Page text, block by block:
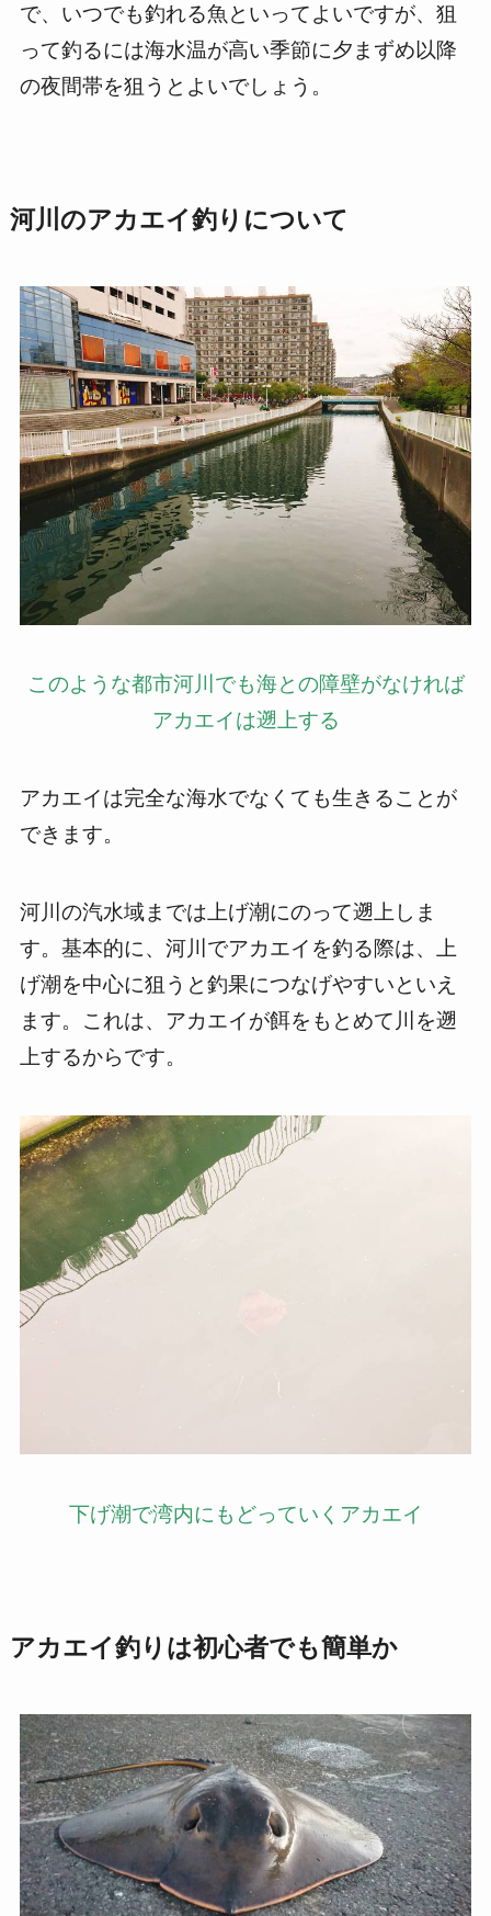
で、いつでも釣れる魚といってよいですが、狙
って釣るには海水温が高い季節に夕まずめ以降
の夜間帯を狙うとよいでしょう。
河川のアカエイ釣りについて
このような都市河川でも海との障壁がなければ
アカエイは遡上する
アカエイは完全な海水でなくても生きることが
できます。
河川の汽水域までは上げ潮にのって遡上しま
す。基本的に、河川でアカエイを釣る際は、上
げ潮を中心に狙うと釣果につなげやすいといえ
ます。これは、アカエイが餌をもとめて川を遡
上するからです。
下げ潮で湾内にもどっていくアカエイ
アカエイ釣りは初心者でも簡単か